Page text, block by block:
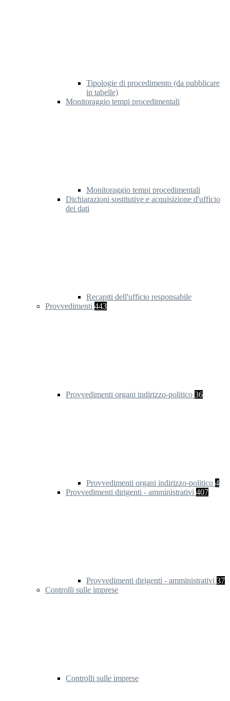
Tipologie di procedimento (da pubblicare
in tabelle)
Monitoraggio tempi procedimentali
Monitoraggio tempi procedimentali
Dichiarazioni sostitutive e acquisizione d'ufficio
dei dati
Recapiti dell'ufficio responsabile
Provvedimenti 443
Provvedimenti organi indirizzo-politico 36
Provvedimenti organi indirizzo-politico 4
Provvedimenti dirigenti - amministrativi 407
Provvedimenti dirigenti - amministrativi 37
Controlli sulle imprese
Controlli sulle imprese